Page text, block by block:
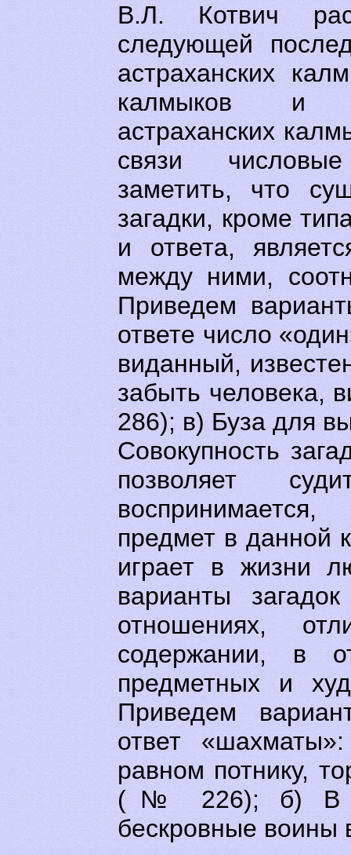
В.Л. Котвич
следующей
астраханских
калмыков и
астраханских
связи
заметить, что
загадки, кроме
и ответа,
между ними,
Приведем
ответе число
виданный,
забыть человека,
286); в) Буза для
Совокупность
позволяет
предмет в данной
играет в жизни
варианты
отношениях,
содержании, в
предметных и
Приведем
ответ
равном потнику,
(№ 226); б) В
бескровные